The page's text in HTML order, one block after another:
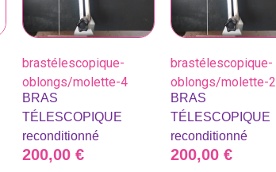
brastélescopique-
oblongs/molette-4
BRAS
TÉLESCOPIQUE
reconditionné
200,00€
brastélescopique-
oblongs/molette-2
BRAS
TÉLESCOPIQUE
reconditionné
200,00 €